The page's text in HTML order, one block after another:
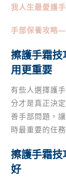
我人生最愛護
手部保養攻略
擦護手霜
用更重要
有些人選擇護
分才是真正決
善手部問題，
時最重要的任務
擦護手霜
好